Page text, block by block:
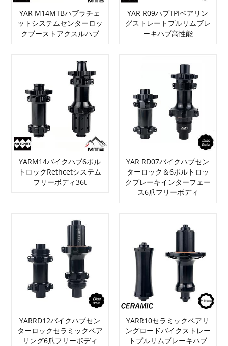
YAR M14MTBハブラチェ
ットシステムセンターロッ
クブーストアクスルハブ
YAR R09ハブTPIベアリン
グストレートプルリムブレ
ーキハブ高性能
YARM14バイクハブ6ボル
トロックRethcetシステム
フリーボディ36t
YAR RD07バイクハブセン
ターロック＆6ボルトロッ
クブレーキインターフェー
ス6爪フリーボディ
YARRD12バイクハブセン
ターロックセラミックベア
リング6爪フリーボディ
YARR10セラミックベアリ
ングロードバイクストレー
トプルリムブレーキハブ